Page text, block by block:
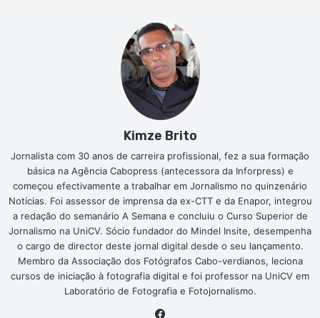
Kimze Brito
Jornalista com 30 anos de carreira profissional, fez a sua formação
básica na Agência Cabopress (antecessora da Inforpress) e
começou efectivamente a trabalhar em Jornalismo no quinzenário
Notícias. Foi assessor de imprensa da ex-CTT e da Enapor, integrou
a redação do semanário A Semana e concluiu o Curso Superior de
Jornalismo na UniCV. Sócio fundador do Mindel Insite, desempenha
o cargo de director deste jornal digital desde o seu lançamento.
Membro da Associação dos Fotógrafos Cabo-verdianos, leciona
cursos de iniciação à fotografia digital e foi professor na UniCV em
Laboratório de Fotografia e Fotojornalismo.